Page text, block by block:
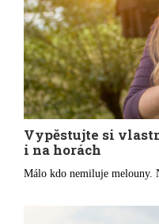
Vypěstujte si
i na horách
Málo kdo nemiluje melouny.